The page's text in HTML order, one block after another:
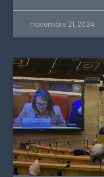
novembre 21, 2024